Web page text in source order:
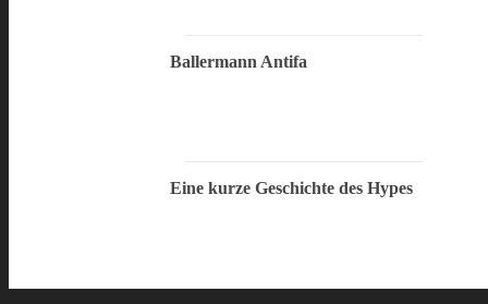
Ballermann Antifa
Eine kurze Geschichte des Hypes